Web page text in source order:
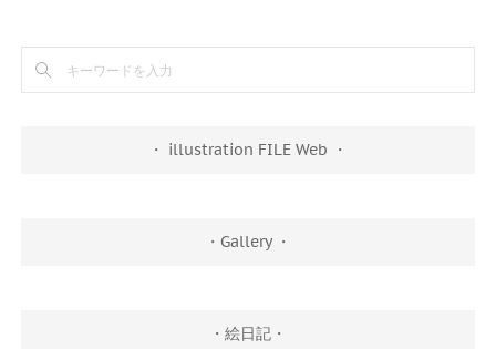
・ illustration FILE Web ・
・Gallery ・
・絵日記・